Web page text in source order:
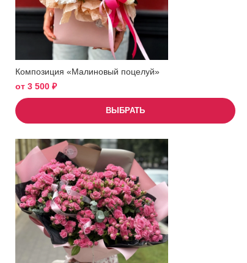
Композиция «Малиновый поцелуй»
от 3 500 ₽
ВЫБРАТЬ